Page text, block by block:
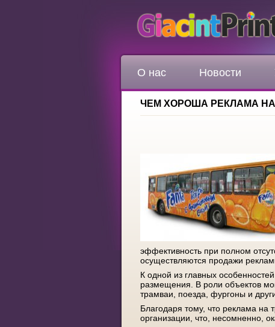
О нас Новости
ЧЕМ ХОРОША РЕКЛАМА
эффективность при полном
осуществляются продажи
К одной из главных
размещения. В роли объектов
трамваи, поезда, фургоны и
Благодаря тому, что реклама на
организации, что, несомненно,